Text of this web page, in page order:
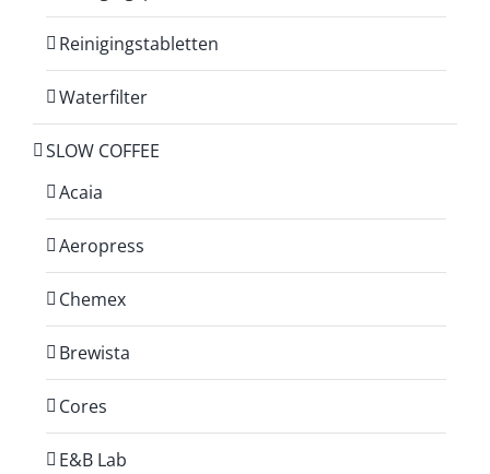
Reinigingstabletten
Waterfilter
SLOW COFFEE
Acaia
Aeropress
Chemex
Brewista
Cores
E&B Lab